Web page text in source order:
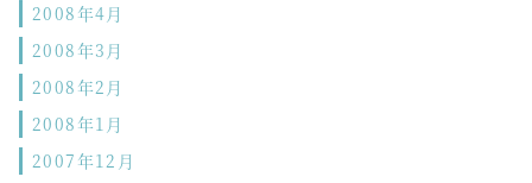
2008年4月
2008年3月
2008年2月
2008年1月
2007年12月